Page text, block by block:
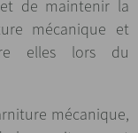
de maintenir la
mécanique et
elles lors du
mécanique,